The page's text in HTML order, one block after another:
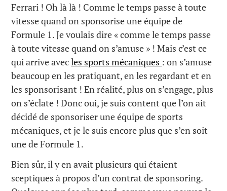
Ferrari ! Oh là là ! Comme le temps passe à toute
vitesse quand on sponsorise une équipe de
Formule 1. Je voulais dire « comme le temps passe
à toute vitesse quand on s’amuse » ! Mais c’est ce
qui arrive avecles sports mécaniques : on s’amuse
beaucoup en les pratiquant, en les regardant et en
les sponsorisant ! En réalité, plus on s’engage, plus
on s’éclate ! Donc oui, je suis content que l’on ait
décidé de sponsoriser une équipe de sports
mécaniques, et je le suis encore plus que s’en soit
une de Formule 1.
Bien sûr, il y en avait plusieurs qui étaient
sceptiques à propos d’un contrat de sponsoring.